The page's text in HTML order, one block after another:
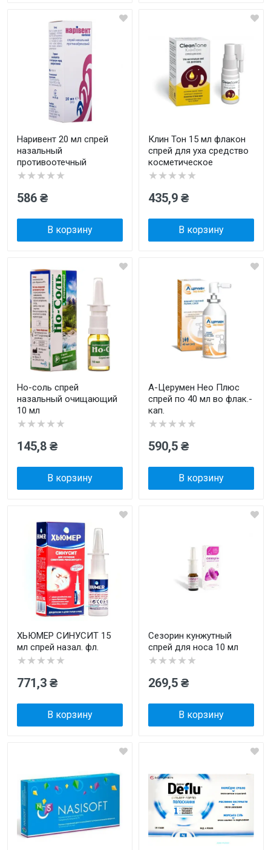
Наривент 20 мл спрей
назальный
противоотечный
★★★★★
586 ₴
В корзину
Клин Тон 15 мл флакон
спрей для уха средство
косметическое
★★★★★
435,9 ₴
В корзину
Но-соль спрей
назальный очищающий
10 мл
★★★★★
145,8 ₴
В корзину
А-Церумен Нео Плюс
спрей по 40 мл во флак.-
кап.
★★★★★
590,5 ₴
В корзину
ХЬЮМЕР СИНУСИТ 15
мл спрей назал. фл.
★★★★★
771,3 ₴
В корзину
Сезорин кунжутный
спрей для носа 10 мл
★★★★★
269,5 ₴
В корзину